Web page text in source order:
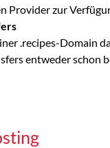
Provider zur
.recipes-Domain
entweder schon